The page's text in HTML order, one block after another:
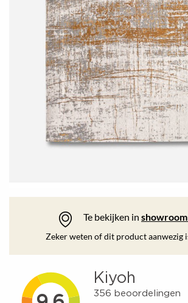
Te bekijken in
Zeker weten of dit product aanwezig